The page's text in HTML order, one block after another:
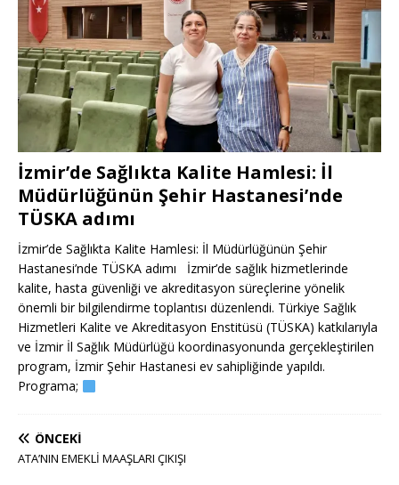
İzmir’de Sağlıkta Kalite Hamlesi: İl
Müdürlüğünün Şehir Hastanesi’nde
TÜSKA adımı
İzmir’de Sağlıkta Kalite Hamlesi: İl Müdürlüğünün Şehir
Hastanesi’nde TÜSKA adımı İzmir’de sağlık hizmetlerinde
kalite, hasta güvenliği ve akreditasyon süreçlerine yönelik
önemli bir bilgilendirme toplantısı düzenlendi. Türkiye Sağlık
Hizmetleri Kalite ve Akreditasyon Enstitüsü (TÜSKA) katkılarıyla
ve İzmir İl Sağlık Müdürlüğü koordinasyonunda gerçekleştirilen
program, İzmir Şehir Hastanesi ev sahipliğinde yapıldı.
Programa;
ÖNCEKI
ATA’NIN EMEKLİ MAAŞLARI ÇIKIŞI